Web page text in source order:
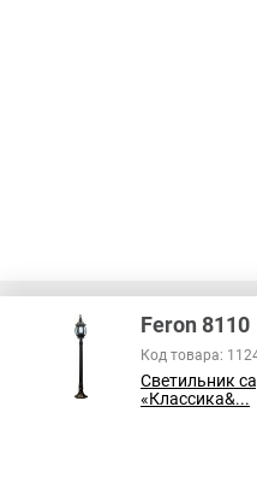
В соответствии с пунктом 2
Feron 8110
Код товара:
Светильник
«Классика&...